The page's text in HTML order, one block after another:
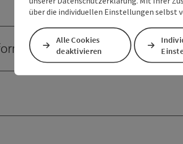
über die individuellen Einstellungen selbst
Alle Cookies
deaktivieren